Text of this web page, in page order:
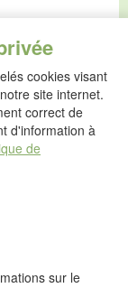
cookies visant
site internet.
correct de
d'information à
de
sur le